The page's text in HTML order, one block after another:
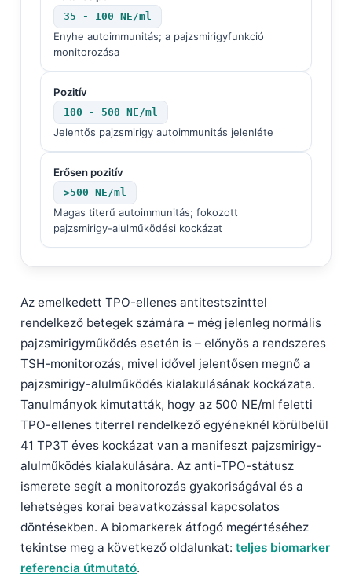
35 - 100 NE/ml
Enyhe autoimmunitás; a pajzsmirigyfunkció
monitorozása
Pozitív
100 - 500 NE/ml
Jelentős pajzsmirigy autoimmunitás jelenléte
Erősen pozitív
>500 NE/ml
Magas titerű autoimmunitás; fokozott
pajzsmirigy-alulműködési kockázat
Az emelkedett TPO-ellenes antitestszinttel
rendelkező betegek számára – még jelenleg normális
pajzsmirigyműködés esetén is – előnyös a rendszeres
TSH-monitorozás, mivel idővel jelentősen megnő a
pajzsmirigy-alulműködés kialakulásának kockázata.
Tanulmányok kimutatták, hogy az 500 NE/ml feletti
TPO-ellenes titerrel rendelkező egyéneknél körülbelül
41 TP3T éves kockázat van a manifeszt pajzsmirigy-
alulműködés kialakulására. Az anti-TPO-státusz
ismerete segít a monitorozás gyakoriságával és a
lehetséges korai beavatkozással kapcsolatos
döntésekben. A biomarkerek átfogó megértéséhez
tekintse meg a következő oldalunkat: teljes biomarker
referencia útmutató.
فارسی
Български
Dansk
हिन्दी
Bahasa Indonesia
Հայերեն
Српски језик
Svenska
Bosanski
Azərbaycan dili
Eesti
日本語
Čeština
ქართული
Русский
Lietuvių kalba
Polski
Slovenščina
Shqip